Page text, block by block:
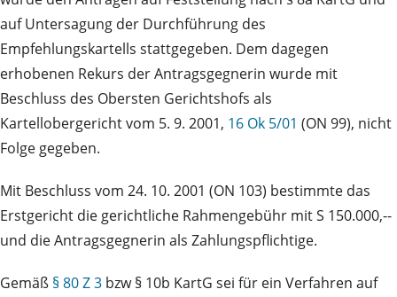
auf Untersagung der Durchführung des
Empfehlungskartells stattgegeben. Dem dagegen
erhobenen Rekurs der Antragsgegnerin wurde mit
Beschluss des Obersten Gerichtshofs als
Kartellobergericht vom 5. 9. 2001, 16 Ok 5/01 (ON 99), nicht
Folge gegeben.
Mit Beschluss vom 24. 10. 2001 (ON 103) bestimmte das
Erstgericht die gerichtliche Rahmengebühr mit S 150.000,--
und die Antragsgegnerin als Zahlungspflichtige.
Gemäß § 80 Z 3 bzw § 10b KartG sei für ein Verfahren auf